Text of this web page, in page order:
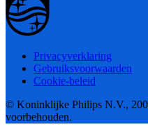
Privacyverklaring
Gebruiksvoorwaarden
Cookie-beleid
© Koninklijke Philips N.V.,
voorbehouden.